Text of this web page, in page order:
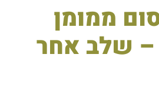
ממומן
– שלב אחר